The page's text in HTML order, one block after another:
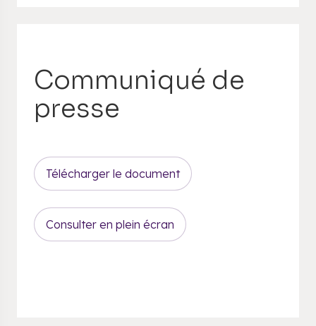
Communiqué de
presse
Télécharger le document
Consulter en plein écran